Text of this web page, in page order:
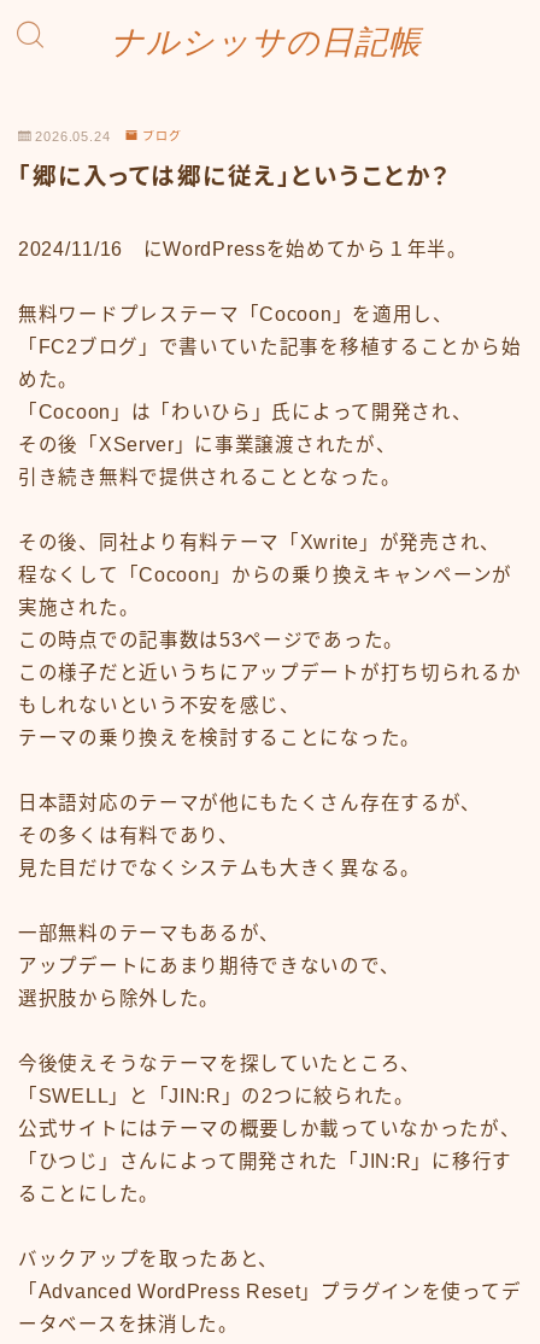
ナルシッサの日記帳
2026.05.24 ブログ
「郷に入っては郷に従え」ということか？
2024/11/16 にWordPressを始めてから１年半。
無料ワードプレステーマ「Cocoon」を適用し、
「FC2ブログ」で書いていた記事を移植することから始
めた。
「Cocoon」は「わいひら」氏によって開発され、
その後「XServer」に事業譲渡されたが、
引き続き無料で提供されることとなった。
その後、同社より有料テーマ「Xwrite」が発売され、
程なくして「Cocoon」からの乗り換えキャンペーンが
実施された。
この時点での記事数は53ページであった。
この様子だと近いうちにアップデートが打ち切られるか
もしれないという不安を感じ、
テーマの乗り換えを検討することになった。
日本語対応のテーマが他にもたくさん存在するが、
その多くは有料であり、
見た目だけでなくシステムも大きく異なる。
一部無料のテーマもあるが、
アップデートにあまり期待できないので、
選択肢から除外した。
今後使えそうなテーマを探していたところ、
「SWELL」と「JIN:R」の2つに絞られた。
公式サイトにはテーマの概要しか載っていなかったが、
「ひつじ」さんによって開発された「JIN:R」に移行す
ることにした。
バックアップを取ったあと、
「Advanced WordPress Reset」プラグインを使ってデ
ータベースを抹消した。